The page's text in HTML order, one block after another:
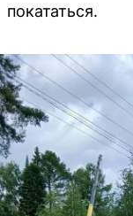
покататься.